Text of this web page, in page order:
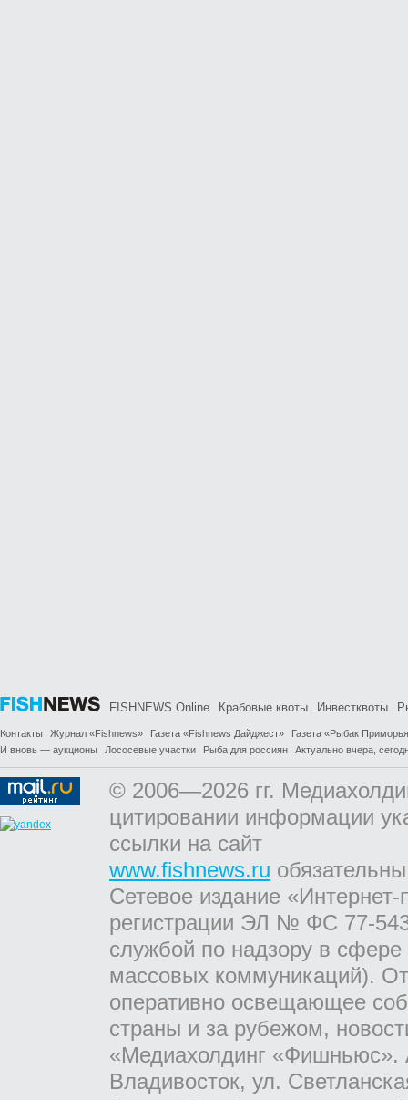
FISHNEWS Online Крабовые квоты Инвестквоты
Контакты Журнал «Fishnews» Газета «Fishnews Дайджест»
Газета «Рыбак
И вновь — аукционы
Лососевые участки Рыба для россиян Актуально вчера,
© 2006—2026 гг.
цитировании информации
ссылки на сайт
www.fishnews.ru
Сетевое издание
регистрации ЭЛ № ФС 77-
службой по надзору в
массовых коммуникаций).
оперативно освещающее
страны и за рубежом,
«Медиахолдинг «Фишньюс».
Владивосток, ул.